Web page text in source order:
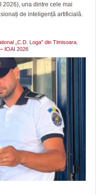
2026), una dintre cele mai
de inteligență artificială.
„C.D. Loga” din Timisoara
IOAI 2026